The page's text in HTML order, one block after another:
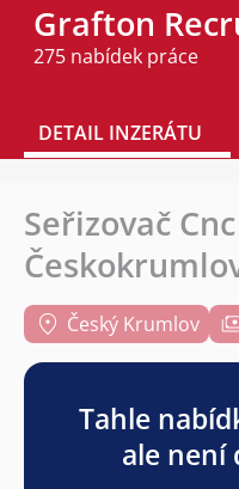
Grafton
275 nabídek práce
DETAIL INZERÁTU
Seřizovač
Český Krumlov
Tahle
ale není